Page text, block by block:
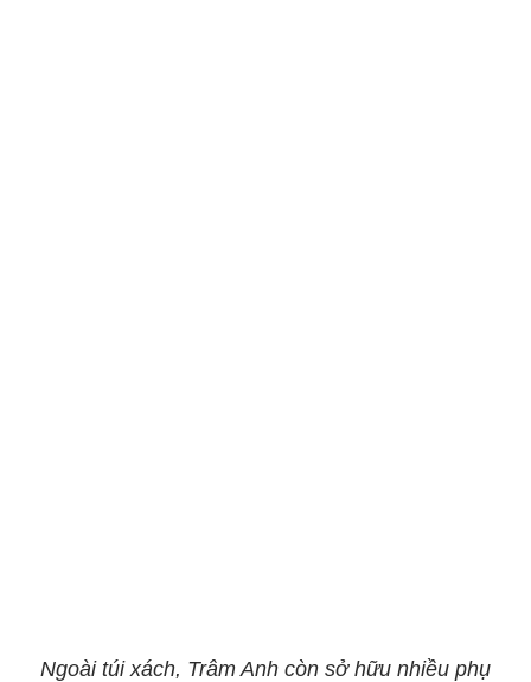
Ngoài túi xách, Trâm Anh còn sở hữu nhiều phụ